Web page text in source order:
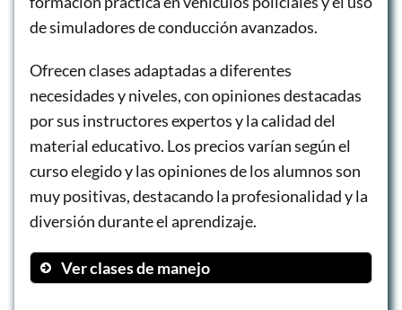
de simuladores de conducción avanzados.
Ofrecen clases adaptadas a diferentes
necesidades y niveles, con opiniones destacadas
por sus instructores expertos y la calidad del
material educativo. Los precios varían según el
curso elegido y las opiniones de los alumnos son
muy positivas, destacando la profesionalidad y la
diversión durante el aprendizaje.
Ver clases de manejo